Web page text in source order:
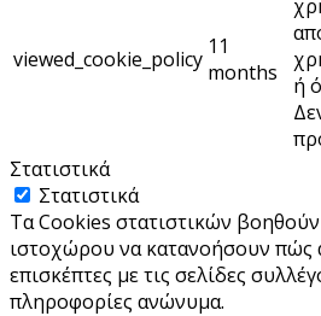
viewed_cookie_policy 11
months
ή
Στατιστικά
Στατιστικά
Τα Cookies στατιστικών βοηθούν
ιστοχώρου να κατανοήσουν πώς
επισκέπτες με τις σελίδες
πληροφορίες ανώνυμα.